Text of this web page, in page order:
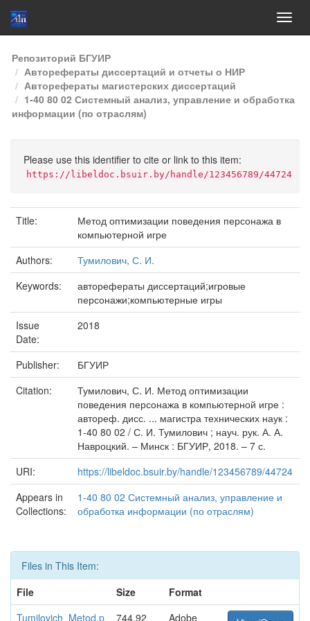
Skip
navigation
Репозиторий БГУИР
Авторефераты диссертаций и отчеты о НИР
Авторефераты магистерских диссертаций
1-40 80 02 Системный анализ, управление и обработка
информации (по отраслям)
Please use this identifier to cite or link to this item:
https://libeldoc.bsuir.by/handle/123456789/44724
Title:
Метод оптимизации поведения персонажа в
компьютерной игре
Authors:
Тумилович, С. И.
Keywords:
авторефераты диссертаций;игровые
персонажи;компьютерные игры
Issue
Date:
2018
Publisher:
БГУИР
Citation:
Тумилович, С. И. Метод оптимизации
поведения персонажа в компьютерной игре :
автореф. дисс. ... магистра технических наук :
1-40 80 02 / С. И. Тумилович ; науч. рук. А. А.
Навроцкий. – Минск : БГУИР, 2018. – 7 с.
URI:
https://libeldoc.bsuir.by/handle/123456789/44724
Appears in
Collections:
1-40 80 02 Системный анализ, управление и
обработка информации (по отраслям)
Files in This Item:
File
Size
Format
Tumilovich_Metod.p
744.92 Adobe